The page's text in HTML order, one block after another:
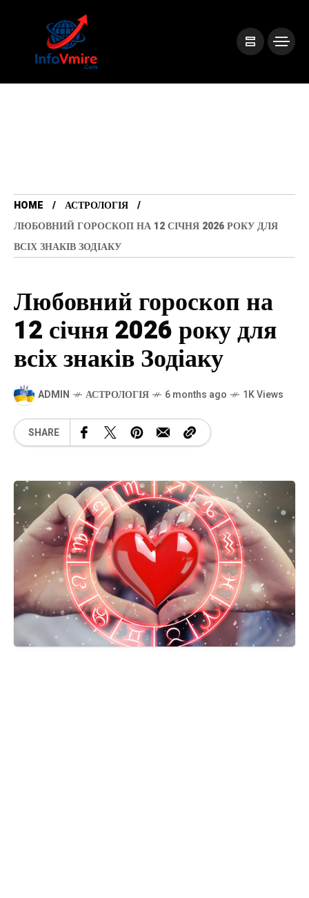
HOME
АСТРОЛОГІЯ
ЛЮБОВНИЙ ГОРОСКОП НА 12 СІЧНЯ 2026 РОКУ ДЛЯ
ВСІХ ЗНАКІВ ЗОДІАКУ
Любовний гороскоп на
12 січня 2026 року для
всіх знаків Зодіаку
ADMIN АСТРОЛОГІЯ 6 months ago 1K Views
SHARE